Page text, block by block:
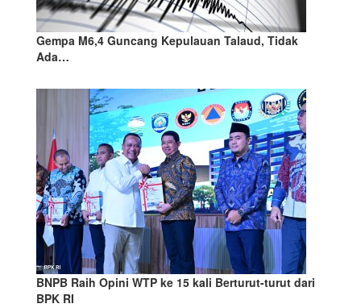
Gempa M6,4 Guncang Kepulauan Talaud, Tidak
Ada…
BNPB Raih Opini WTP ke 15 kali Berturut-turut dari
BPK RI